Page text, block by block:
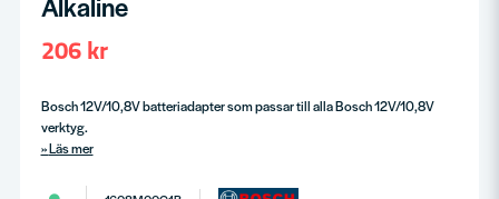
206 kr
Bosch 12V/10,8V batteriadapter som passar till alla Bosch 12V/10,8V
verktyg.
Läs mer